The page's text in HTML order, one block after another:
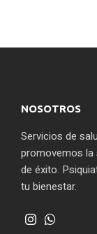
NOSOTROS
Servicios de
promovemos
de éxito.
tu bienestar.